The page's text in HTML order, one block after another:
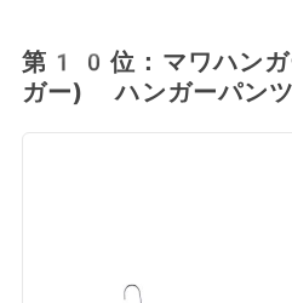
第10位：マワハン
ガー) ハンガーパン